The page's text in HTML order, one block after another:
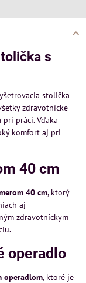
s
stolička
zdravotnícke
práci. Vďaka
komfort aj pri
40 cm
40 cm, ktorý
aj
zdravotníckym
operadlo
operadlom, ktoré je